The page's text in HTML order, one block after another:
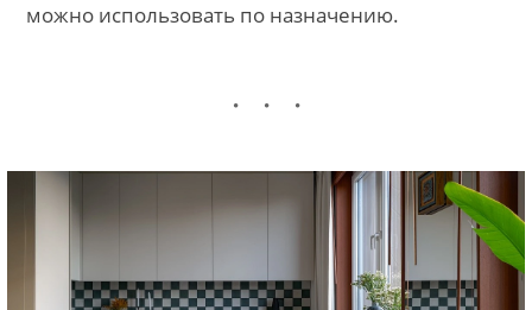
можно использовать по назначению.